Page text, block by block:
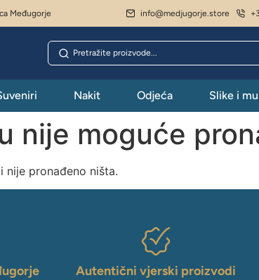
Međugorje info@medjugorje.store
Nakit Odjeća Slike i
nije moguće
nije pronađeno ništa.
Autentični vjerski proizvodi